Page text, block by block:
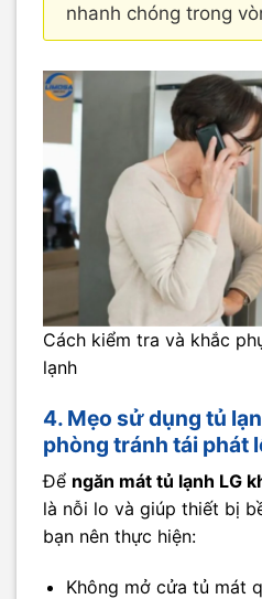
nhanh chóng trong
Cách kiểm tra và khắc
lạnh
4. Mẹo sử dụng tủ
phòng tránh tái phát
Để ngăn mát tủ lạnh LG
là nỗi lo và giúp thiết bị
bạn nên thực hiện:
Không mở cửa tủ mát